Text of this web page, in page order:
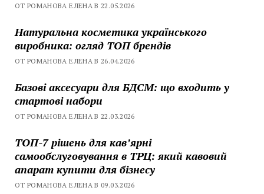
ОТ РОМАНОВА ЕЛЕНА В 22.05.2026
Натуральна косметика українського
виробника: огляд ТОП брендів
ОТ РОМАНОВА ЕЛЕНА В 26.04.2026
Базові аксесуари для БДСМ: що входить у
стартові набори
ОТ РОМАНОВА ЕЛЕНА В 22.03.2026
ТОП-7 рішень для кавʼярні
самообслуговування в ТРЦ: який кавовий
апарат купити для бізнесу
ОТ РОМАНОВА ЕЛЕНА В 09.03.2026